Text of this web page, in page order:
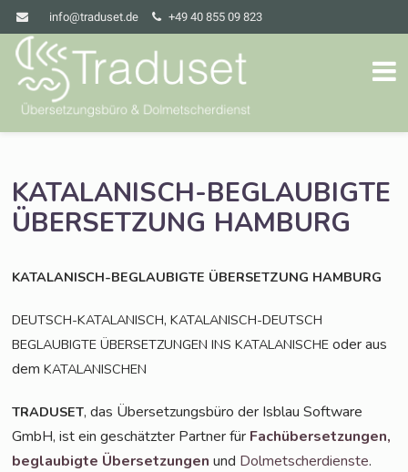
info@traduset.de +49 40 855 09 823
KATALANISCH-BEGLAUBIGTE
ÜBERSETZUNG HAMBURG
KATALANISCH-BEGLAUBIGTE ÜBERSETZUNG HAMBURG
DEUTSCH-KATALANISCH,KATALANISCH-DEUTSCH
BEGLAUBIGTE ÜBERSETZUNGEN INS KATALANISCHE oder aus
demKATALANISCHEN
TRADUSET, das Über­set­zungs­bü­ro der Isblau Soft­ware
GmbH, ist ein geschätz­ter Part­ner für Fach­über­set­zun­gen,
beglau­big­te Über­set­zun­gen und Dol­met­scher­diens­te.